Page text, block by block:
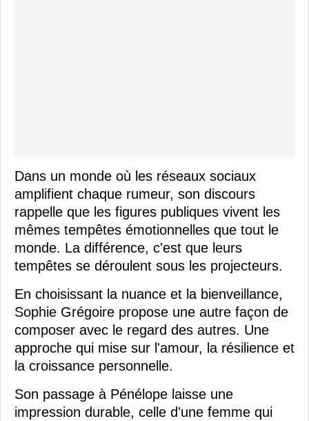
Dans un monde où les réseaux sociaux
amplifient chaque rumeur, son discours
rappelle que les figures publiques vivent les
mêmes tempêtes émotionnelles que tout le
monde. La différence, c'est que leurs
tempêtes se déroulent sous les projecteurs.
En choisissant la nuance et la bienveillance,
Sophie Grégoire propose une autre façon de
composer avec le regard des autres. Une
approche qui mise sur l'amour, la résilience et
la croissance personnelle.
Son passage à Pénélope laisse une
impression durable, celle d'une femme qui